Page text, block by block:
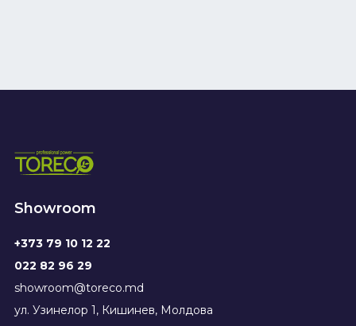
Showroom
+373 79 10 12 22
022 82 96 29
showroom@toreco.md
ул. Узинелор 1, Кишинев, Молдова